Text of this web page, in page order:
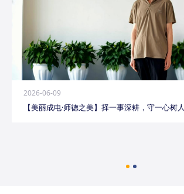
2026-06-09
【美丽成电·师德之美】择一事深耕，守一心树人